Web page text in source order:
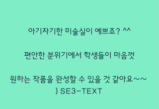
아기자기한 미술실이 예쁘죠? ^^
편안한 분위기에서 학생들이 마음껏
원하는 작품을 완성할 수 있을 것 같아요~~
} SE3-TEXT